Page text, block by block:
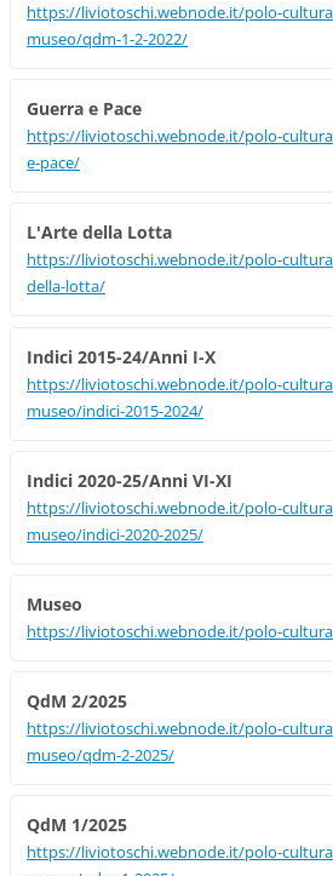
https://liviotoschi.webnode.it/polo-
museo/qdm-1-2-2022/
Guerra e Pace
https://liviotoschi.webnode.it/polo-
e-pace/
L'Arte della Lotta
https://liviotoschi.webnode.it/polo-
della-lotta/
Indici 2015-24/Anni I-X
https://liviotoschi.webnode.it/polo-
museo/indici-2015-2024/
Indici 2020-25/Anni VI-XI
https://liviotoschi.webnode.it/polo-
museo/indici-2020-2025/
Museo
https://liviotoschi.webnode.it/polo-
QdM 2/2025
https://liviotoschi.webnode.it/polo-
museo/qdm-2-2025/
QdM 1/2025
https://liviotoschi.webnode.it/polo-